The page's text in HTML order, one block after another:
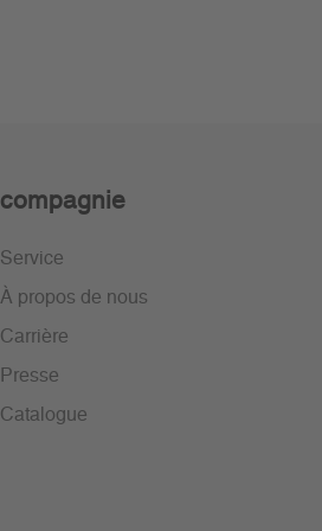
compagnie
Service
À propos de nous
Carrière
Presse
Catalogue